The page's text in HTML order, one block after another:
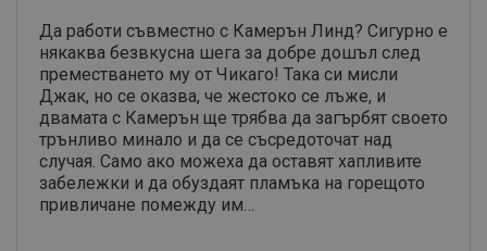
Да работи съвместно с Камерън Линд? Сигурно е
някаква безвкусна шега за добре дошъл след
преместването му от Чикаго! Така си мисли
Джак, но се оказва, че жестоко се лъже, и
двамата с Камерън ще трябва да загърбят своето
трънливо минало и да се съсредоточат над
случая. Само ако можеха да оставят хапливите
забележки и да обуздаят пламъка на горещото
привличане помежду им…